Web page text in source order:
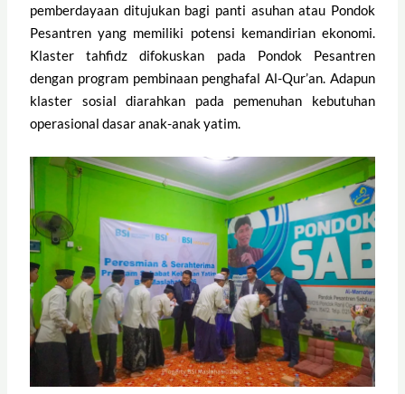
pemberdayaan ditujukan bagi panti asuhan atau Pondok
Pesantren yang memiliki potensi kemandirian ekonomi.
Klaster tahfidz difokuskan pada Pondok Pesantren
dengan program pembinaan penghafal Al-Qur’an. Adapun
klaster sosial diarahkan pada pemenuhan kebutuhan
operasional dasar anak-anak yatim.